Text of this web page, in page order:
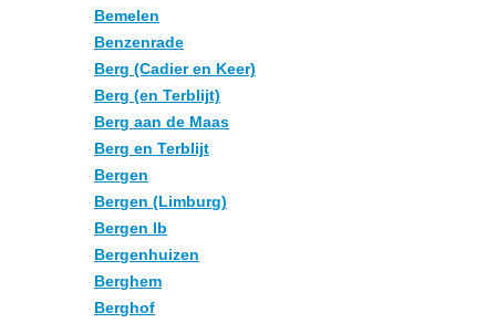
Bemelen
Benzenrade
Berg (Cadier en Keer)
Berg (en Terblijt)
Berg aan de Maas
Berg en Terblijt
Bergen
Bergen (Limburg)
Bergen lb
Bergenhuizen
Berghem
Berghof